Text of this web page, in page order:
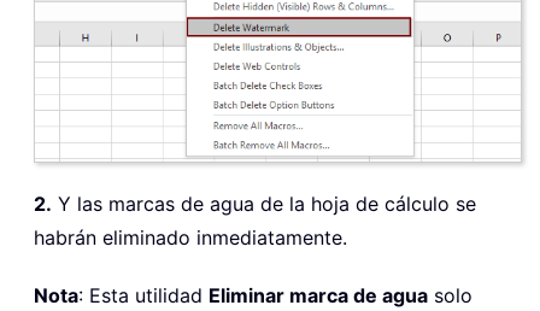
2. Y las marcas de agua de la hoja de cálculo se
habrán eliminado inmediatamente.
Nota: Esta utilidad Eliminar marca de agua solo